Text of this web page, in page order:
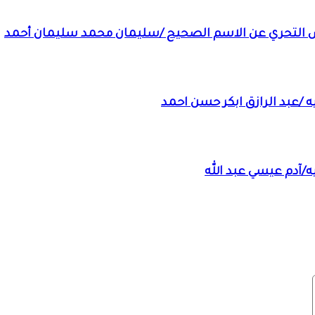
التحري عن الاسم الصحيح /سليمان محمد سليمان أحمد
/عبد الرازق ابكر حسن احمد
آدم عيسي عبد الله